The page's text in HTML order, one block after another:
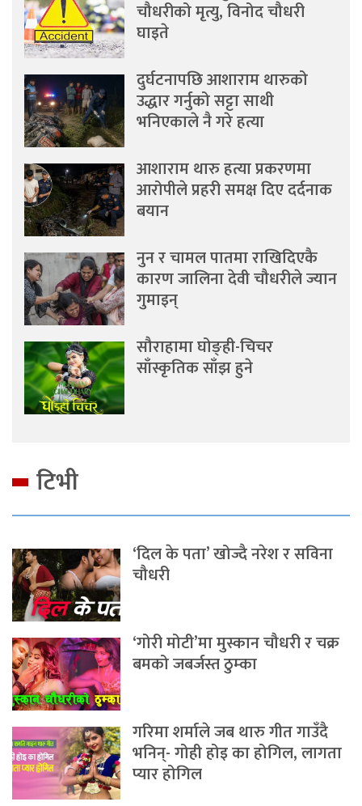
चौधरीको मृत्यु, विनोद चौधरी
घाइते
दुर्घटनापछि आशाराम थारुको
उद्धार गर्नुको सट्टा साथी
भनिएकाले नै गरे हत्या
आशाराम थारु हत्या प्रकरणमा
आरोपीले प्रहरी समक्ष दिए दर्दनाक
बयान
नुन र चामल पातमा राखिदिएकै
कारण जालिना देवी चौधरीले ज्यान
गुमाइन्
सौराहामा घोङ्ही-चिचर
साँस्कृतिक साँझ हुने
टिभी
‘दिल के पता’ खोज्दै नरेश र सविना
चौधरी
‘गोरी मोटी’मा मुस्कान चौधरी र चक्र
बमको जबर्जस्त ठुम्का
गरिमा शर्माले जब थारु गीत गाउँदै
भनिन्- गोही होइ का होगिल, लागता
प्यार होगिल